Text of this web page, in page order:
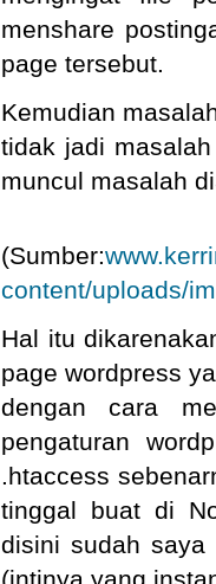
menshare
page tersebut.
Kemudian
tidak jadi
muncul masalah
(Sumber:
content/uploads/
Hal itu
page wordpress
dengan cara
pengaturan
.htaccess
tinggal buat di
disini sudah saya